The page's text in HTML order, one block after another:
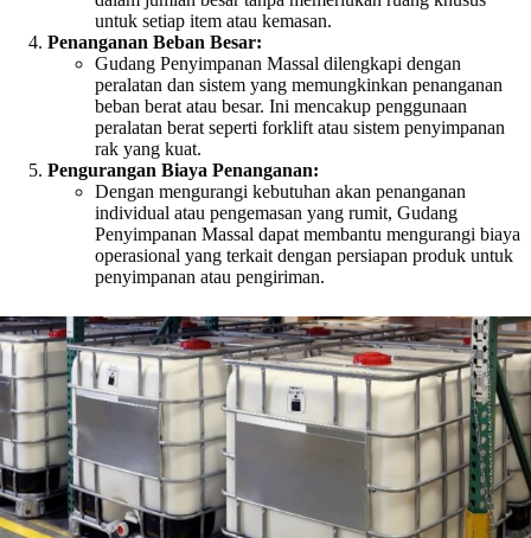
untuk setiap item atau kemasan.
Penanganan Beban Besar:
Gudang Penyimpanan Massal dilengkapi dengan
peralatan dan sistem yang memungkinkan penanganan
beban berat atau besar. Ini mencakup penggunaan
peralatan berat seperti forklift atau sistem penyimpanan
rak yang kuat.
Pengurangan Biaya Penanganan:
Dengan mengurangi kebutuhan akan penanganan
individual atau pengemasan yang rumit, Gudang
Penyimpanan Massal dapat membantu mengurangi biaya
operasional yang terkait dengan persiapan produk untuk
penyimpanan atau pengiriman.